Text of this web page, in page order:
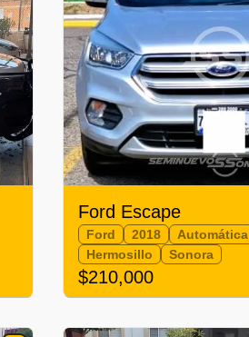
Ford Escape
Ford 2018
Automática
Hermosillo
Sonora
$210,000